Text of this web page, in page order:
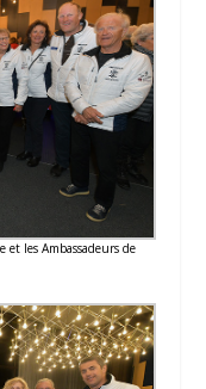
et les Ambassadeurs de